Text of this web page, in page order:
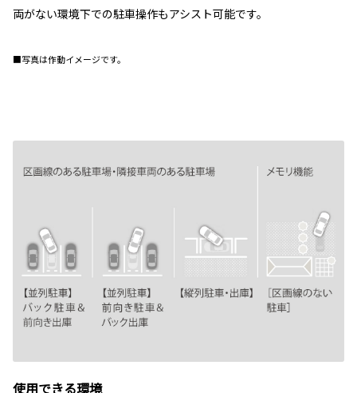
両がない環境下での駐車操作もアシスト可能です。
■写真は作動イメージです。
使用できる環境